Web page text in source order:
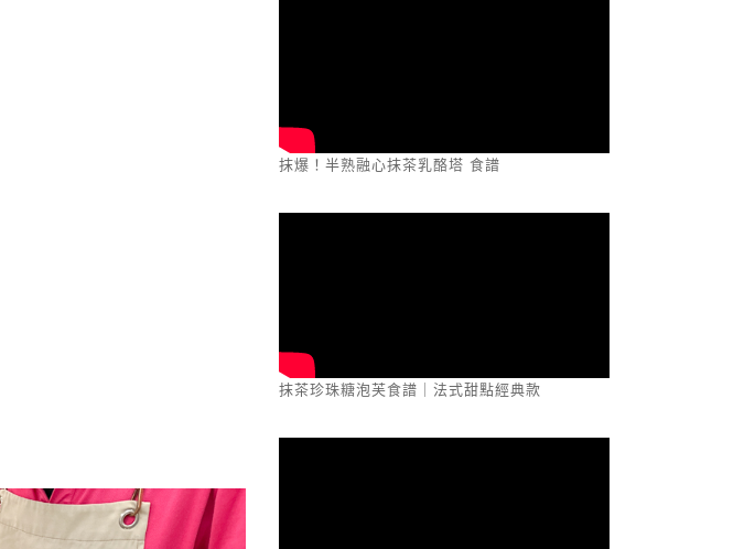
抹爆！半熟融心抹茶乳酪塔 食譜
抹茶珍珠糖泡芙食譜｜法式甜點經典款